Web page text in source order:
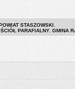
STASZOWSKI.
PARAFIALNY. GMINA